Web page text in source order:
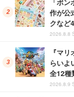
「ボ
作が公
クなど
2026.8.8
『マ
らいよ
全12種
2026.8.9